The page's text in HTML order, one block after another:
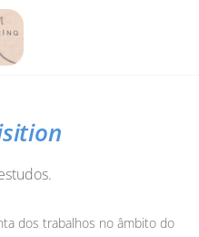
dos trabalhos no âmbito do